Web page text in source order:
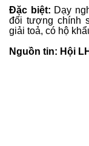
Đặc biệt: Dạy
đối tượng chính
giải toả, có hộ
Nguồn tin: Hội